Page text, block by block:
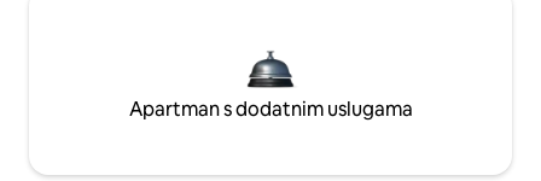
Apartman s dodatnim uslugama